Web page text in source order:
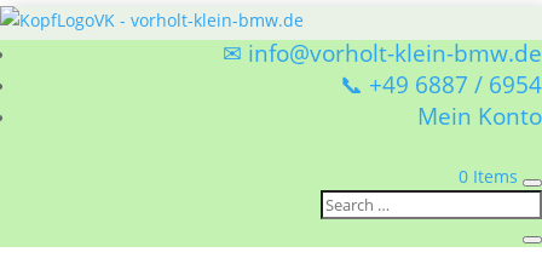
✉ info@vorholt-klein-bmw.de
📞 +49 6887 / 6954
Mein Konto
0 Items